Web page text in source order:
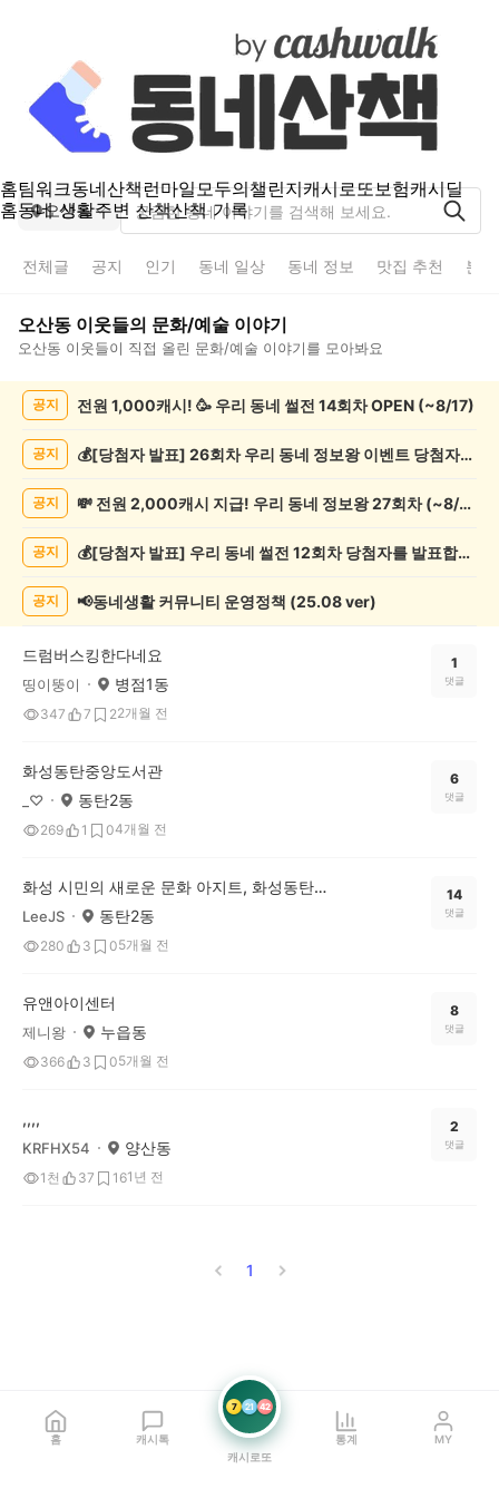
홈팀워크동네산책런마일모두의챌린지캐시로또보험캐시딜
홈동네 생활주변 산책산책 기록
오산동
전체글 공지 인기 동네 일상 동네 정보 맛집 추천 분
오산동 이웃들의 문화/예술 이야기
오산동 이웃들이 직접 올린 문화/예술 이야기를 모아봐요
록
공지 전원 1,000캐시! 🥳 우리 동네 썰전 14회차 OPEN (~8/17)
공지 💰[당첨자 발표] 26회차 우리 동네 정보왕 이벤트 당첨자를 발표합니다!
공지 💸 전원 2,000캐시 지급! 우리 동네 정보왕 27회차 (~8/10)
공지 💰[당첨자 발표] 우리 동네 썰전 12회차 당첨자를 발표합니다!
공지 📢동네생활 커뮤니티 운영정책 (25.08 ver)
드럼버스킹한다네요
띵이뚱이 병점1동
347 7 22개월 전
1
댓글
화성동탄중앙도서관
_♡ 동탄2동
269 1 04개월 전
6
댓글
화성 시민의 새로운 문화 아지트, 화성동탄중앙도서관 완벽 탐방기
LeeJS 동탄2동
280 3 05개월 전
14
댓글
유앤아이센터
제니왕 누읍동
366 3 05개월 전
8
댓글
,,,,
KRFHX54 양산동
1천 37 161년 전
2
댓글
1
홈 캐시톡
7 21 42
캐시로또
통계 MY